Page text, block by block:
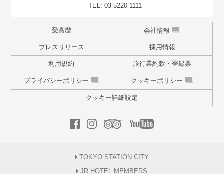
TEL: 03-5220-1111
受賞歴 会社情報
プレスリリース 採用情報
利用規約 旅行業約款・登録票
プライバシーポリシー クッキーポリシー
クッキー詳細設定
TOKYO STATION CITY
JR HOTEL MEMBERS